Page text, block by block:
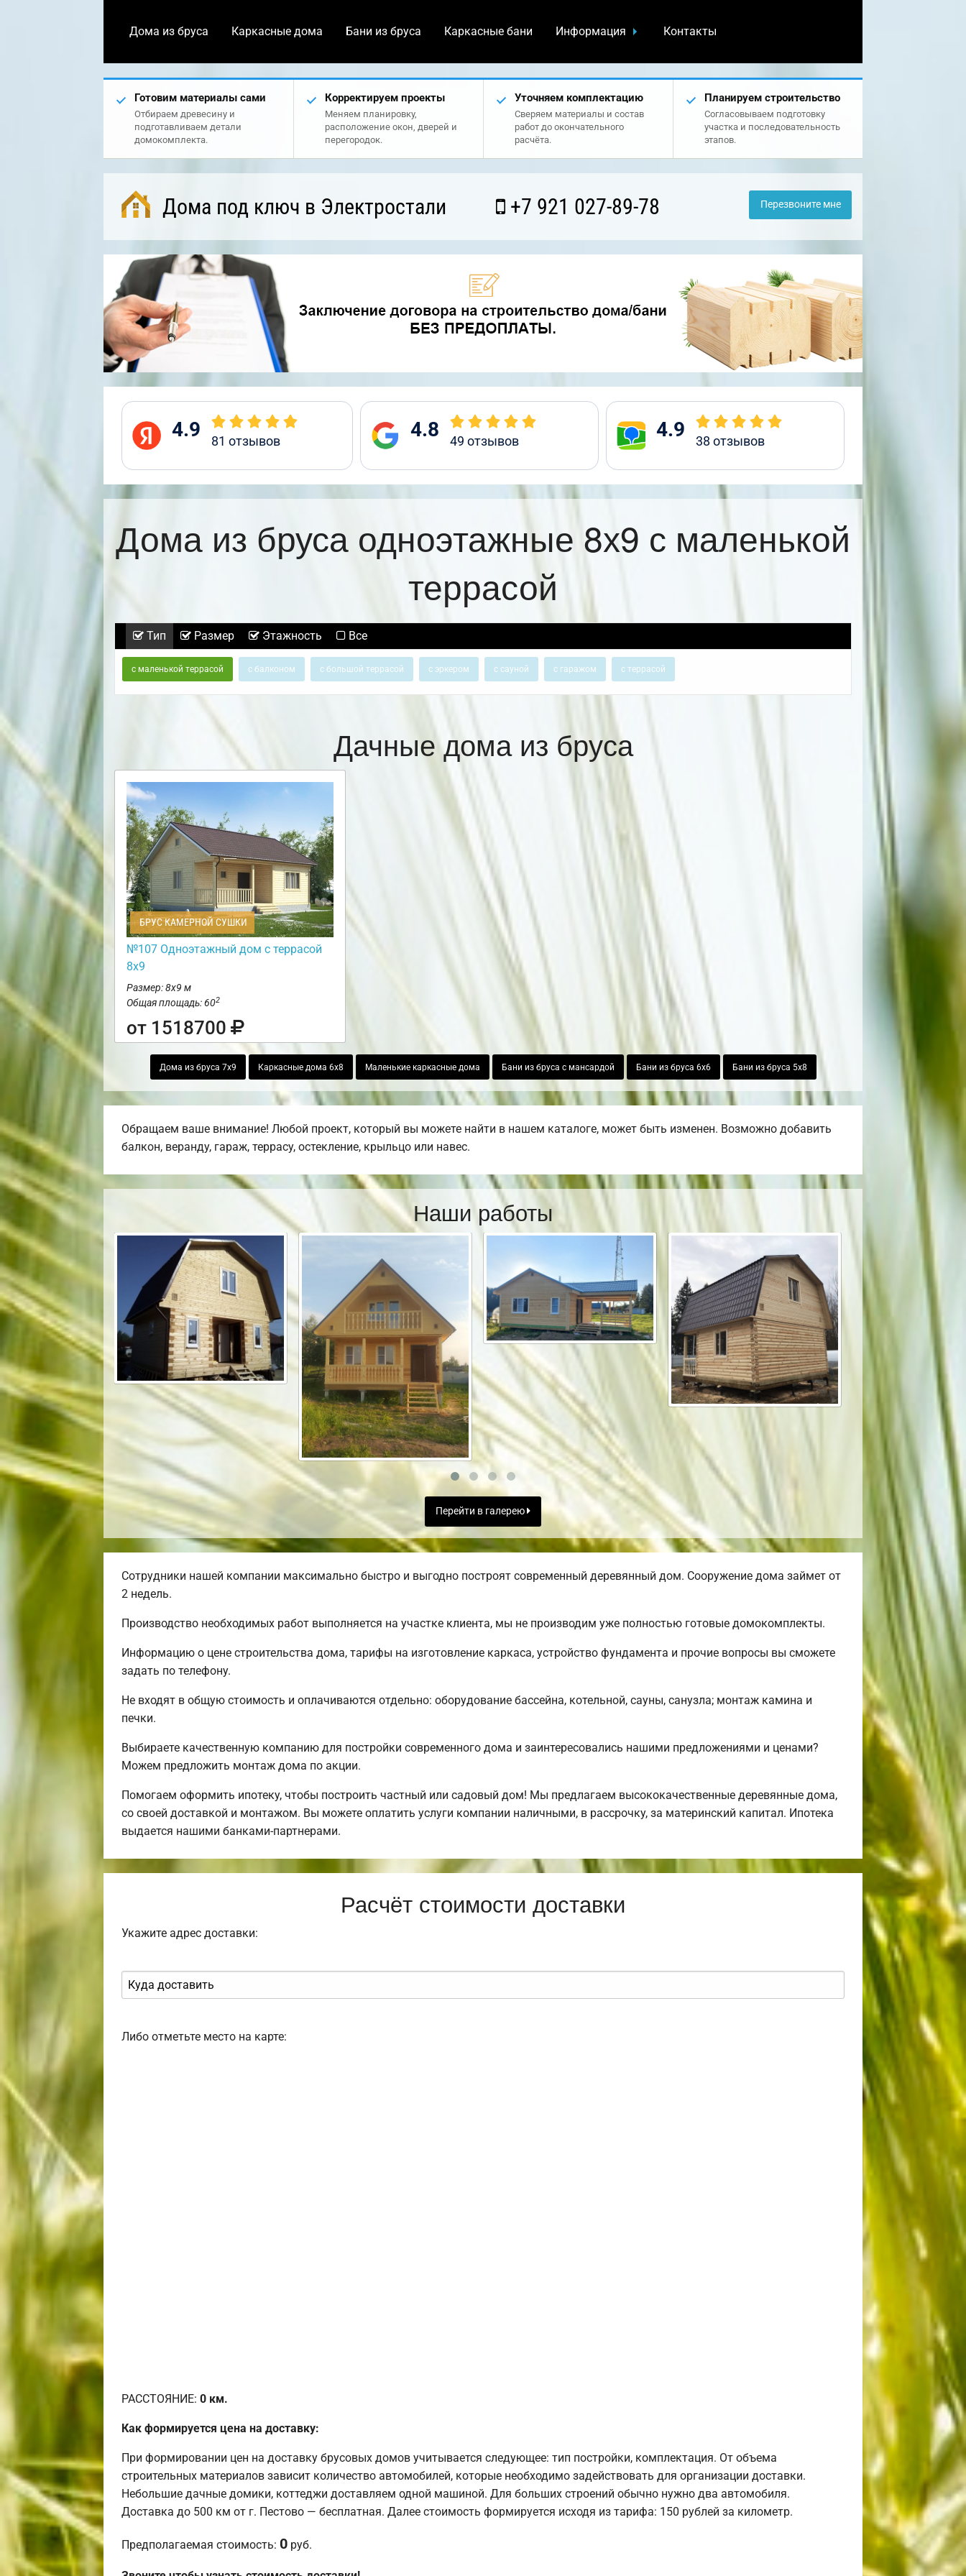
Дома из бруса Каркасные дома Бани из бруса Каркасные бани Информация Контакты
Готовим материалы сами
Отбираем древесину и
подготавливаем детали
домокомплекта.
Корректируем проекты
Меняем планировку,
расположение окон, дверей и
перегородок.
Уточняем комплектацию
Сверяем материалы и состав
работ до окончательного
расчёта.
Планируем строительство
Согласовываем подготовку
участка и последовательность
этапов.
Дома под ключ в Электростали +7 921 027-89-78 Перезвоните мне
4.9 81 отзывов 4.8 49 отзывов 4.9 38 отзывов
Дома из бруса одноэтажные 8х9 с маленькой
террасой
Тип Размер Этажность Все
с маленькой террасой с балконом с большой террасой с эркером с сауной с гаражом с террасой
Дачные дома из бруса
БРУС КАМЕРНОЙ СУШКИ
№107 Одноэтажный дом с террасой
8х9
Размер: 8х9 м
Общая площадь: 602
от 1518700
Дома из бруса 7х9 Каркасные дома 6х8 Маленькие каркасные дома Бани из бруса с мансардой Бани из бруса 6х6 Бани из бруса 5х8
Обращаем ваше внимание! Любой проект, который вы можете найти в нашем каталоге, может быть изменен. Возможно добавить
балкон, веранду, гараж, террасу, остекление, крыльцо или навес.
Наши работы
Перейти в галерею
Сотрудники нашей компании максимально быстро и выгодно построят современный деревянный дом. Сооружение дома займет от
2 недель.
Производство необходимых работ выполняется на участке клиента, мы не производим уже полностью готовые домокомплекты.
Информацию о цене строительства дома, тарифы на изготовление каркаса, устройство фундамента и прочие вопросы вы сможете
задать по телефону.
Не входят в общую стоимость и оплачиваются отдельно: оборудование бассейна, котельной, сауны, санузла; монтаж камина и
печки.
Выбираете качественную компанию для постройки современного дома и заинтересовались нашими предложениями и ценами?
Можем предложить монтаж дома по акции.
Помогаем оформить ипотеку, чтобы построить частный или садовый дом! Мы предлагаем высококачественные деревянные дома,
со своей доставкой и монтажом. Вы можете оплатить услуги компании наличными, в рассрочку, за материнский капитал. Ипотека
выдается нашими банками-партнерами.
Расчёт стоимости доставки
Укажите адрес доставки:
Либо отметьте место на карте:
РАССТОЯНИЕ: 0 км.
Как формируется цена на доставку:
При формировании цен на доставку брусовых домов учитывается следующее: тип постройки, комплектация. От объема
строительных материалов зависит количество автомобилей, которые необходимо задействовать для организации доставки.
Небольшие дачные домики, коттеджи доставляем одной машиной. Для больших строений обычно нужно два автомобиля.
Доставка до 500 км от г. Пестово — бесплатная. Далее стоимость формируется исходя из тарифа: 150 рублей за километр.
Предполагаемая стоимость: 0 руб.